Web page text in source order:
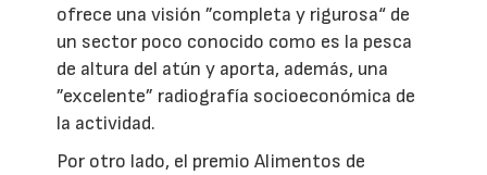
ofrece una visión ”completa y rigurosa“ de
un sector poco conocido como es la pesca
de altura del atún y aporta, además, una
”excelente” radiografía socioeconómica de
la actividad.
Por otro lado, el premio Alimentos de